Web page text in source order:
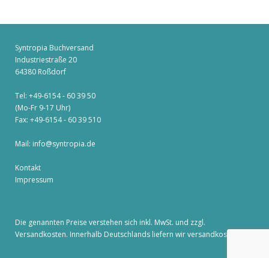
Syntropia Buchversand
Industriestraße 20
64380 Roßdorf
Tel: +49-6154 - 60 39 50
(Mo-Fr 9-17 Uhr)
Fax: +49-6154 - 60 39 510
Mail: info@syntropia.de
Kontakt
Impressum
Die genannten Preise verstehen sich inkl. MwSt. und zzgl.
Versandkosten. Innerhalb Deutschlands liefern wir versandkostenfrei!